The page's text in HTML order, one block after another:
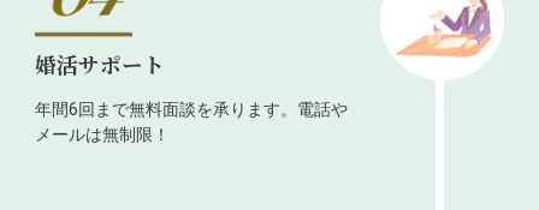
婚活サポート
年間6回まで無料面談を承ります。電話や
メールは無制限！